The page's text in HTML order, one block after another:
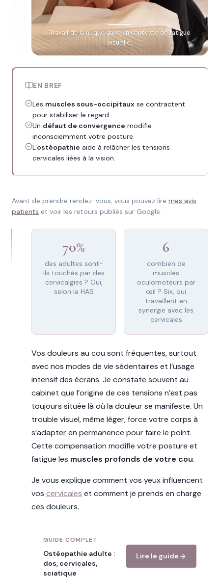
Travail de la nuque dans un contexte de fatigue
visuelle.
EN BREF
Les muscles sous-occipitaux se contractent
pour stabiliser le regard.
Un défaut de convergence modifie
inconsciemment votre posture.
L'ostéopathie aide à relâcher les tensions
cervicales liées à la vision.
Avant de prendre rendez-vous, vous pouvez lire mes avis
patients et voir les retours publiés sur Google.
70%
des adultes sont-
ils touchés par des
cervicalgies ? Oui,
selon la HAS
6
combien de
muscles
oculomoteurs par
œil ? Six, qui
travaillent en
synergie avec les
cervicales
Vos douleurs au cou sont fréquentes, surtout
avec nos modes de vie sédentaires et l’usage
intensif des écrans. Je constate souvent au
cabinet que l’origine de ces tensions n’est pas
toujours située là où la douleur se manifeste. Un
trouble visuel, même léger, force votre corps à
s’adapter en permanence pour faire le point.
Cette compensation modifie votre posture et
fatigue les muscles profonds de votre cou.
Je vous explique comment vos yeux influencent
vos cervicales et comment je prends en charge
ces douleurs.
GUIDE COMPLET
Ostéopathie adulte :
dos, cervicales,
sciatique
Lire le guide